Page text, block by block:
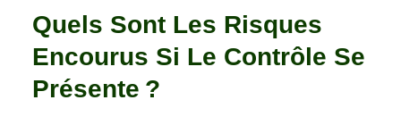
Quels Sont Les Risques
Encourus Si Le Contrôle Se
Présente ?